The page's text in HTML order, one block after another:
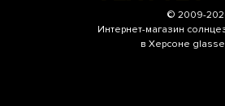
© 2009-
Интернет-магазин
в Херсоне